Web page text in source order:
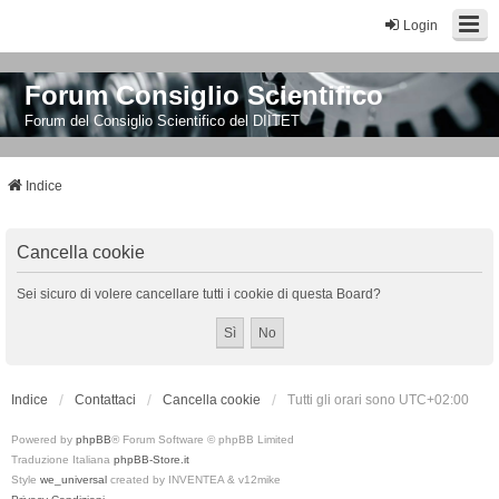
Login
Forum Consiglio Scientifico
Forum del Consiglio Scientifico del DIITET
Indice
Cancella cookie
Sei sicuro di volere cancellare tutti i cookie di questa Board?
Indice Contattaci Cancella cookie Tutti gli orari sono UTC+02:00
Powered by phpBB® Forum Software © phpBB Limited
Traduzione Italiana phpBB-Store.it
Style we_universal created by INVENTEA & v12mike